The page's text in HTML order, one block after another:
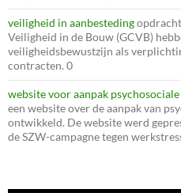
veiligheid in aanbesteding
Veiligheid in de Bouw (GCVB)
veiligheidsbewustzijn als
contracten. 0
website voor aanpak psychosociale
een website over de aanpak van
ontwikkeld. De website werd
de SZW-campagne tegen